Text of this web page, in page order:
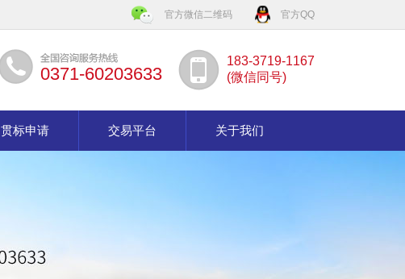
官方微信二维码 官方QQ
183-3719-1167
(微信同号)
0371-60203633
贯标申请 交易平台 关于我们